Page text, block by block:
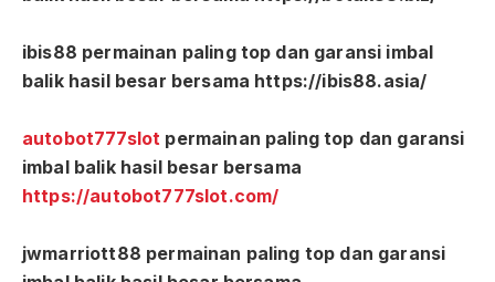
ibis88 permainan paling top dan garansi imbal
balik hasil besar bersama https://ibis88.asia/
autobot777slot permainan paling top dan garansi
imbal balik hasil besar bersama
https://autobot777slot.com/
jwmarriott88 permainan paling top dan garansi